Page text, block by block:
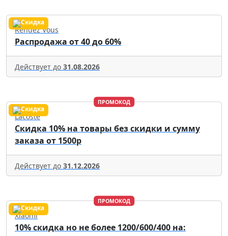
Rendez Vous
Распродажа от 40 до 60%
Действует до 31.08.2026
ПРОМОКОД
Lacoste
Скидка 10% на товары без скидки и сумму
заказа от 1500р
Действует до 31.12.2026
ПРОМОКОД
Xiaomi
10% скидка но не более 1200/600/400 на: